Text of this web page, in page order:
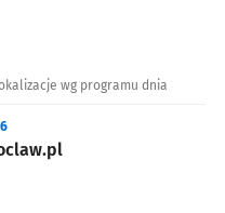
wg programu dnia